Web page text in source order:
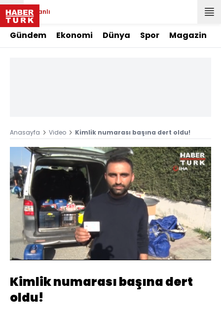
Canlı
Gündem Ekonomi Dünya Spor Magazin
Anasayfa Video Kimlik numarası başına dert oldu!
Sesi
Aç
Yüklendi:
17.36%
Oynatma
Hızı
Kimlik numarası başına dert
oldu!